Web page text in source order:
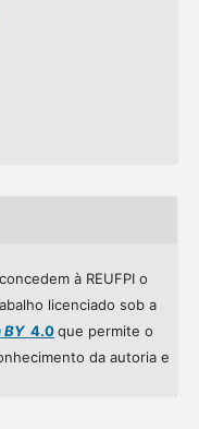
à REUFPI o
licenciado sob a
4.0que permite o
da autoria e